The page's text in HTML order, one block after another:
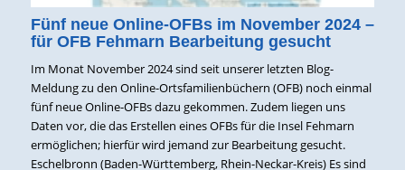
Fünf neue Online-OFBs im November 2024 –
für OFB Fehmarn Bearbeitung gesucht
Im Monat November 2024 sind seit unserer letzten Blog-
Meldung zu den Online-Ortsfamilienbüchern (OFB) noch einmal
fünf neue Online-OFBs dazu gekommen. Zudem liegen uns
Daten vor, die das Erstellen eines OFBs für die Insel Fehmarn
ermöglichen; hierfür wird jemand zur Bearbeitung gesucht.
Eschelbronn (Baden-Württemberg, Rhein-Neckar-Kreis) Es sind